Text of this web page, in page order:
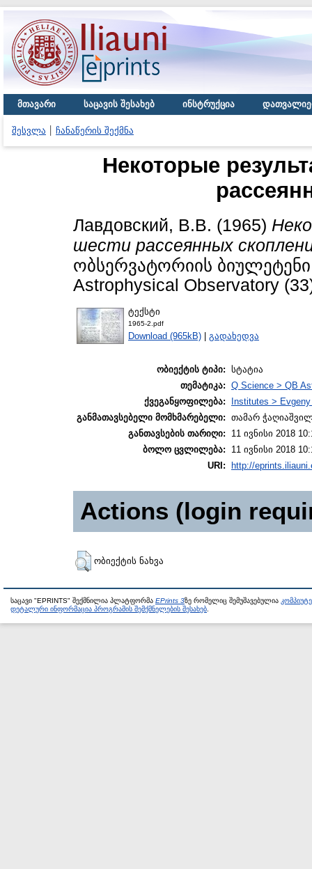
მთავარი საცავის შესახებ ინსტრუქცია
შესვლა ჩანაწერის შექმნა
Некоторые
Лавдовский, В.В. (1965)
шести рассеянных
ობსერვატორიის ბიულეტენი
Astrophysical Observatory
ტექსტი
1965-2.pdf
Download (965kB) | გადახედვა
ობიექტის ტიპი: სტატია
თემატიკა: Q Science > QB
ქვეგანყოფილება:
Institutes >
განმათავსებელი მომხმარებელი: თამარ
განთავსების თარიღი:
11 ივნისი 2018
ბოლო ცვლილება:
11 ივნისი 2018
URI:
http://
Actions (login
ობიექტის ნახვა
საცავი "EPRINTS" შექმნილია პლატფორმა EPrints 3ზე რომელიც შემუშავებულია
დეტალური ინფორმაცია პროგრამის შემქმნელების შესახებ.